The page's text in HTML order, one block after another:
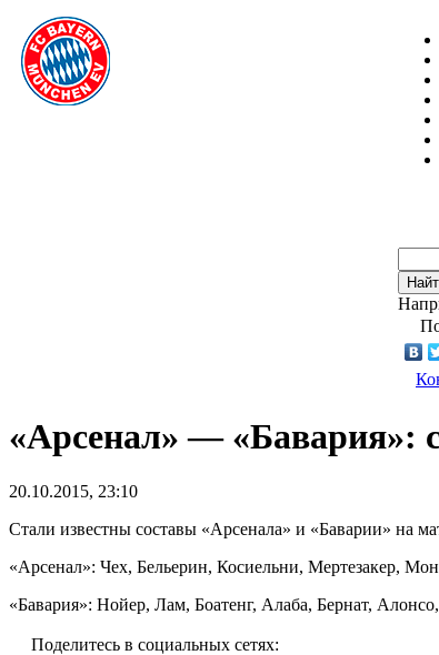
«Арсенал» — «Бавария»:
20.10.2015, 23:10
Стали известны составы «Арсенала» и «Баварии» на
«Арсенал»: Чех, Бельерин, Косиельни, Мертезакер,
«Бавария»: Нойер, Лам, Боатенг, Алаба, Бернат,
Поделитесь в социальных сетях: